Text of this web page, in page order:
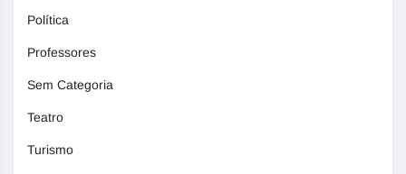
Política
Professores
Sem Categoria
Teatro
Turismo